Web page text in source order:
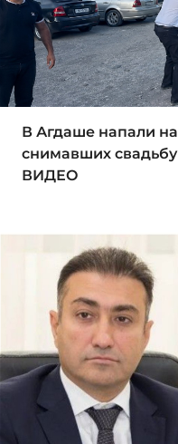
В Агдаше напали
снимавших
ВИДЕО